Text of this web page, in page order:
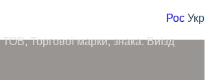
Рос Укр
ТОВ, Торгової марки, знака. Виїзд